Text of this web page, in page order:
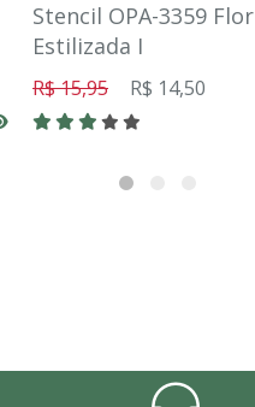
Stencil OPA-3359 Flor
Estilizada I
R$ 15,95 R$ 14,50